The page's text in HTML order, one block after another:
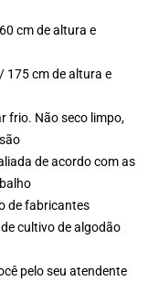
cm de altura e
175 cm de altura e
frio. Não seco limpo,
de acordo com as
de fabricantes
cultivo de algodão
pelo seu atendente